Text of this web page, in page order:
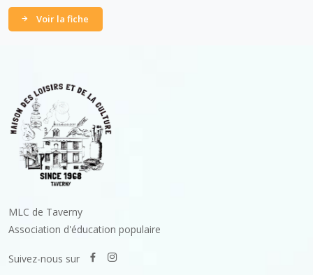
Voir la fiche
MLC de Taverny
Association d'éducation populaire
Suivez-nous sur